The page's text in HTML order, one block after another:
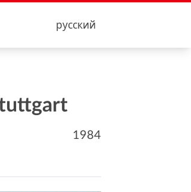
русский
1984